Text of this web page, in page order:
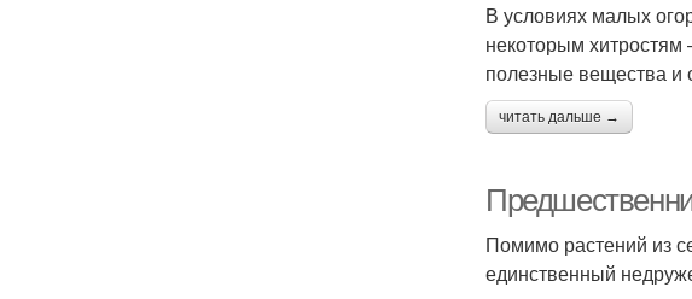
В условиях малых
некоторым хитростям
полезные вещества и
читать дальше →
Помимо растений из
единственный